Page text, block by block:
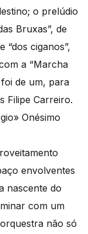
o prelúdio
Bruxas”, de
“dos ciganos”,
a “Marcha
de um, para
Filipe Carreiro.
envolventes
nascente do
com um
não só